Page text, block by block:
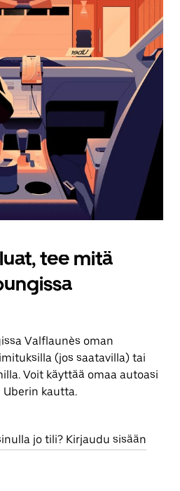
tee mitä
Valflaunès oman
(jos saatavilla) tai
Voit käyttää omaa autoasi
kautta.
jo tili? Kirjaudu sisään